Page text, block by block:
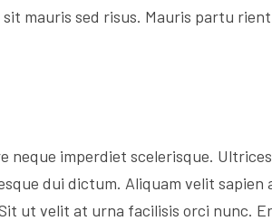
mauris sed risus. Mauris partu
neque imperdiet scelerisque.
dui dictum. Aliquam velit sapien
ut velit at urna facilisis orci nunc.